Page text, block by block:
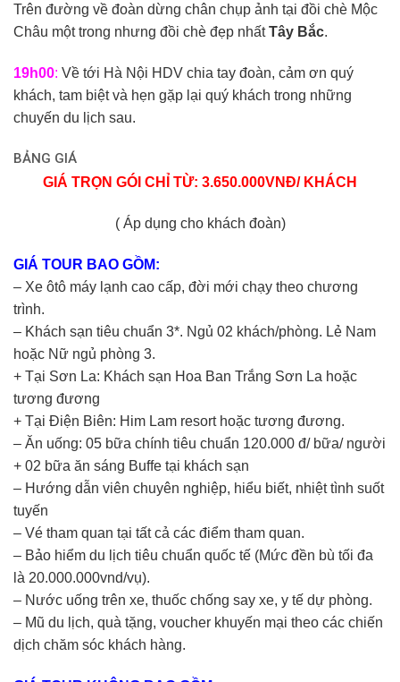
Trên đường về đoàn dừng chân chụp ảnh tại đồi chè Mộc
Châu một trong nhưng đồi chè đẹp nhấtTây Bắc.
19h00: Về tới Hà Nội HDV chia tay đoàn, cảm ơn quý
khách, tam biệt và hẹn gặp lại quý khách trong những
chuyến du lịch sau.
BẢNG GIÁ
GIÁ TRỌN GÓI CHỈ TỪ: 3.650.000VNĐ/ KHÁCH
( Áp dụng cho khách đoàn)
GIÁ TOUR BAO GỒM:
– Xe ôtô máy lạnh cao cấp, đời mới chạy theo chương
trình.
– Khách sạn tiêu chuẩn 3*. Ngủ 02 khách/phòng. Lẻ Nam
hoặc Nữ ngủ phòng 3.
+ Tại Sơn La: Khách sạn Hoa Ban Trắng Sơn La hoặc
tương đương
+ Tại Điện Biên: Him Lam resort hoặc tương đương.
– Ăn uống: 05 bữa chính tiêu chuẩn 120.000 đ/ bữa/ người
+ 02 bữa ăn sáng Buffe tại khách sạn
– Hướng dẫn viên chuyên nghiệp, hiểu biết, nhiệt tình suốt
tuyến
– Vé tham quan tại tất cả các điểm tham quan.
– Bảo hiểm du lịch tiêu chuẩn quốc tế (Mức đền bù tối đa
là 20.000.000vnd/vụ).
– Nước uống trên xe, thuốc chống say xe, y tế dự phòng.
– Mũ du lịch, quà tặng, voucher khuyến mại theo các chiến
dịch chăm sóc khách hàng.